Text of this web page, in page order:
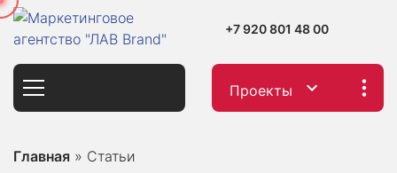
+7 920 801 48 00
Проекты
Главная » Статьи